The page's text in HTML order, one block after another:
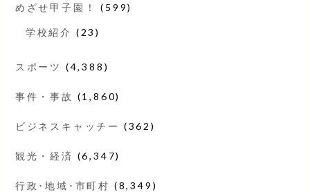
めざせ甲子園！ (599)
学校紹介 (23)
スポーツ (4,388)
事件・事故 (1,860)
ビジネスキャッチー (362)
観光・経済 (6,347)
行政･地域･市町村 (8,349)